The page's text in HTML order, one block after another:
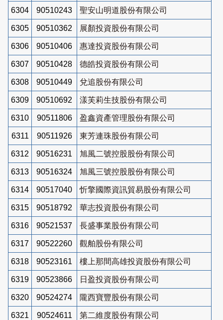
6304 90510243 聖安山明道股份有限公司
6305 90510362 展顏投資股份有限公司
6306 90510406 惠達投資股份有限公司
6307 90510428 德皓投資股份有限公司
6308 90510449 兌追股份有限公司
6309 90510692 漾芙莉生技股份有限公司
6310 90511806 盈鑫資產管理股份有限公司
6311 90511926 東芳連珠股份有限公司
6312 90516231 旭風二號控股股份有限公司
6313 90516324 旭風三號控股股份有限公司
6314 90517040 忻擎國際資訊貿易股份有限公司
6315 90518792 華志投資股份有限公司
6316 90521537 長盛事業股份有限公司
6317 90522260 觀舶股份有限公司
6318 90523161 樓上那間高雄投資股份有限公司
6319 90523866 日盈投資股份有限公司
6320 90524274 隴西寶豐股份有限公司
6321 90524611 第二維度股份有限公司